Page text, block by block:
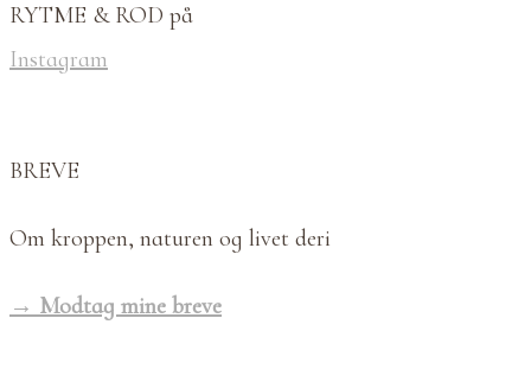
RYTME & ROD på
Instagram
BREVE
Om kroppen, naturen og livet deri
→ Modtag mine breve